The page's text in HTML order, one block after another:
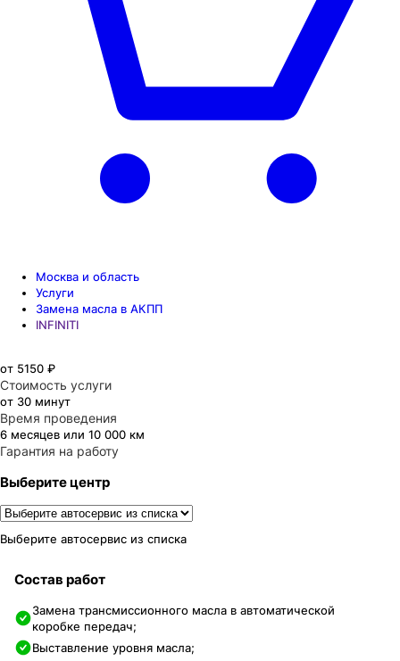
Москва и область
Услуги
Замена масла в АКПП
INFINITI
от 5150 ₽
Стоимость услуги
от 30 минут
Время проведения
6 месяцев или 10 000 км
Гарантия на работу
Выберите центр
Выберите автосервис из списка
Состав работ
Замена трансмиссионного масла в автоматической
коробке передач;
Выставление уровня масла;